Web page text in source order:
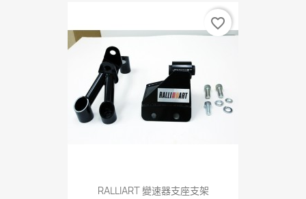
RALLIART 變速器支座支架
favorite_border